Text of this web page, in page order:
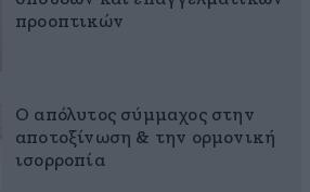
προοπτικών
Ο απόλυτος σύμμαχος στην
αποτοξίνωση & την ορμονική
ισορροπία